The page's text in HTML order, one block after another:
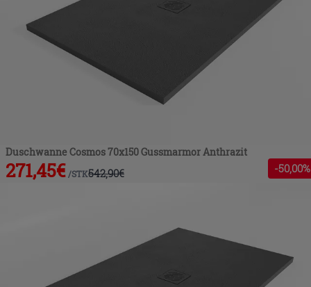
Duschwanne Cosmos 70x150 Gussmarmor Anthrazit
271,45€ /STK542,90€ -50,00%